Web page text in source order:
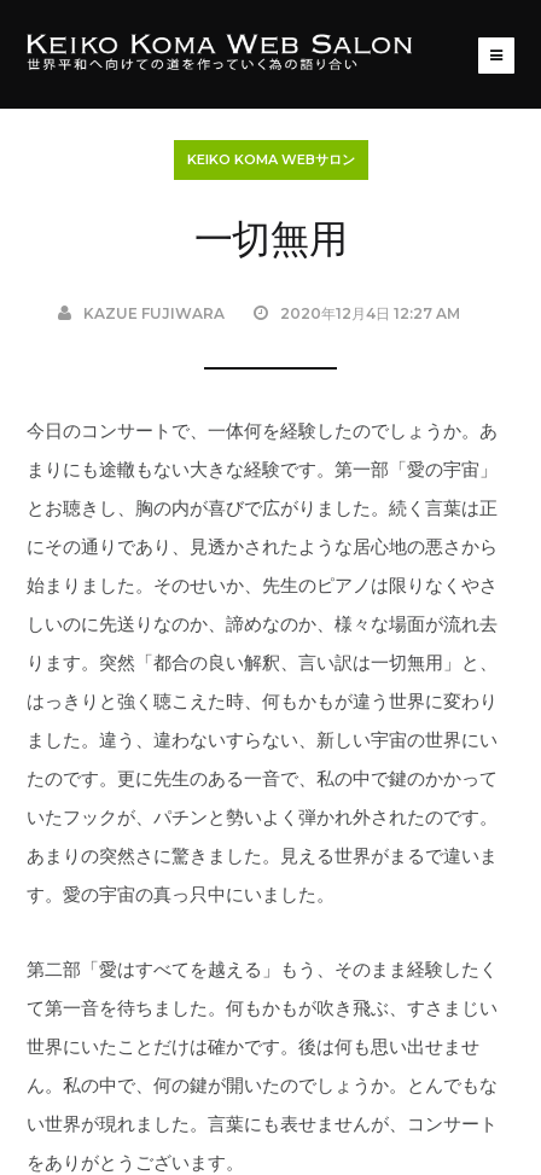
KEIKO KOMA WEBサロン
一切無用
KAZUE FUJIWARA 2020年12月4日 12:27 AM
今日のコンサートで、一体何を経験したのでしょうか。あ
まりにも途轍もない大きな経験です。第一部「愛の宇宙」
とお聴きし、胸の内が喜びで広がりました。続く言葉は正
にその通りであり、見透かされたような居心地の悪さから
始まりました。そのせいか、先生のピアノは限りなくやさ
しいのに先送りなのか、諦めなのか、様々な場面が流れ去
ります。突然「都合の良い解釈、言い訳は一切無用」と、
はっきりと強く聴こえた時、何もかもが違う世界に変わり
ました。違う、違わないすらない、新しい宇宙の世界にい
たのです。更に先生のある一音で、私の中で鍵のかかって
いたフックが、パチンと勢いよく弾かれ外されたのです。
あまりの突然さに驚きました。見える世界がまるで違いま
す。愛の宇宙の真っ只中にいました。
第二部「愛はすべてを越える」もう、そのまま経験したく
て第一音を待ちました。何もかもが吹き飛ぶ、すさまじい
世界にいたことだけは確かです。後は何も思い出せませ
ん。私の中で、何の鍵が開いたのでしょうか。とんでもな
い世界が現れました。言葉にも表せませんが、コンサート
をありがとうございます。